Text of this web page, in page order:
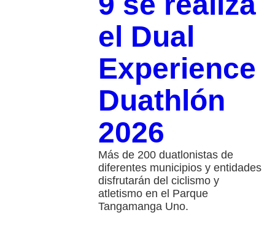
el Dual
Experience
Duathlón
2026
Más de 200 duatlonistas de
diferentes municipios y entidades
disfrutarán del ciclismo y
atletismo en el Parque
Tangamanga Uno.